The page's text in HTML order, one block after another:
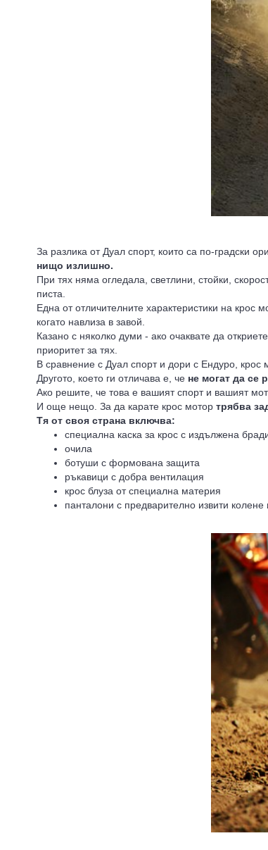
За разлика от Дуал спорт, които са по-градски
нищо излишно.
При тях няма огледала, светлини, стойки,
писта.
Една от отличителните характеристики на крос
когато навлиза в завой.
Казано с няколко думи - ако очаквате да
приоритет за тях.
В сравнение с Дуал спорт и дори с Ендуро, крос
Другото, което ги отличава е, че не могат да се
Ако решите, че това е вашият спорт и вашият
И още нещо. За да карате крос мотор трябва
Тя от своя страна включва:
специална каска за крос с издължена
очила
ботуши с формована защита
ръкавици с добра вентилация
крос блуза от специална материя
панталони с предварително извити